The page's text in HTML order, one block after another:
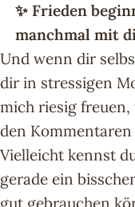
✨ Frieden
manchmal mit
Und wenn dir
dir in stressigen
mich riesig
den
Vielleicht kennst
gerade ein
gut gebrauchen